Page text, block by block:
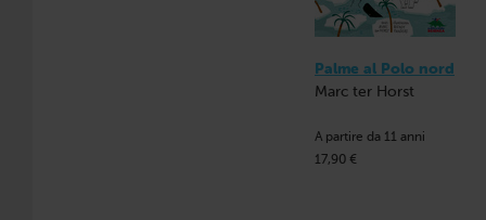
Palme al Polo nord
Marc ter Horst
A partire da 11 anni
17,90 €